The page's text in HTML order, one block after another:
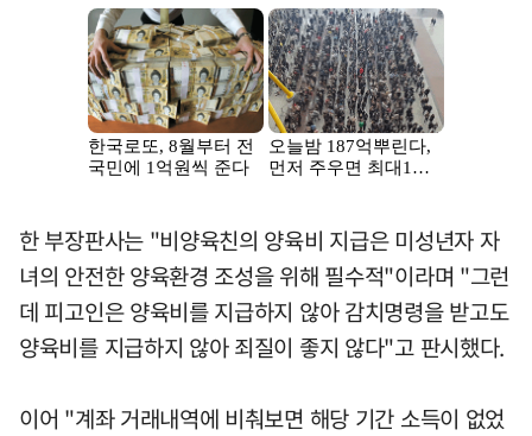
한 부장판사는 "비양육친의 양육비 지급은 미성년자 자
녀의 안전한 양육환경 조성을 위해 필수적"이라며 "그런
데 피고인은 양육비를 지급하지 않아 감치명령을 받고도
양육비를 지급하지 않아 죄질이 좋지 않다"고 판시했다.
이어 "계좌 거래내역에 비춰보면 해당 기간 소득이 없었